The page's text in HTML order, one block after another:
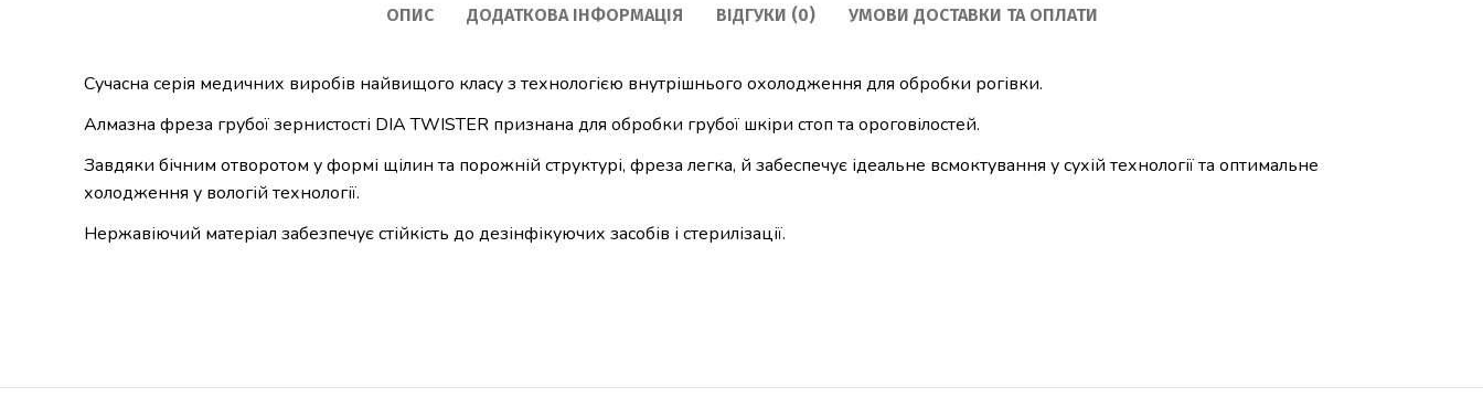
ОПИС ДОДАТКОВА ІНФОРМАЦІЯ ВІДГУКИ (0) УМОВИ ДОСТАВКИ ТА ОПЛАТИ
Сучасна серія медичних виробів найвищого класу з технологією внутрішнього охолодження для обробки рогівки.
Алмазна фреза грубої зернистості DIA TWISTER признана для обробки грубої шкіри стоп та ороговілостей.
Завдяки бічним отворотом у формі щілин та порожній структурі, фреза легка, й забеспечує ідеальне всмоктування у сухій технології та оптимальне
холодження у вологій технології.
Нержавіючий матеріал забезпечує стійкість до дезінфікуючих засобів і стерилізації.